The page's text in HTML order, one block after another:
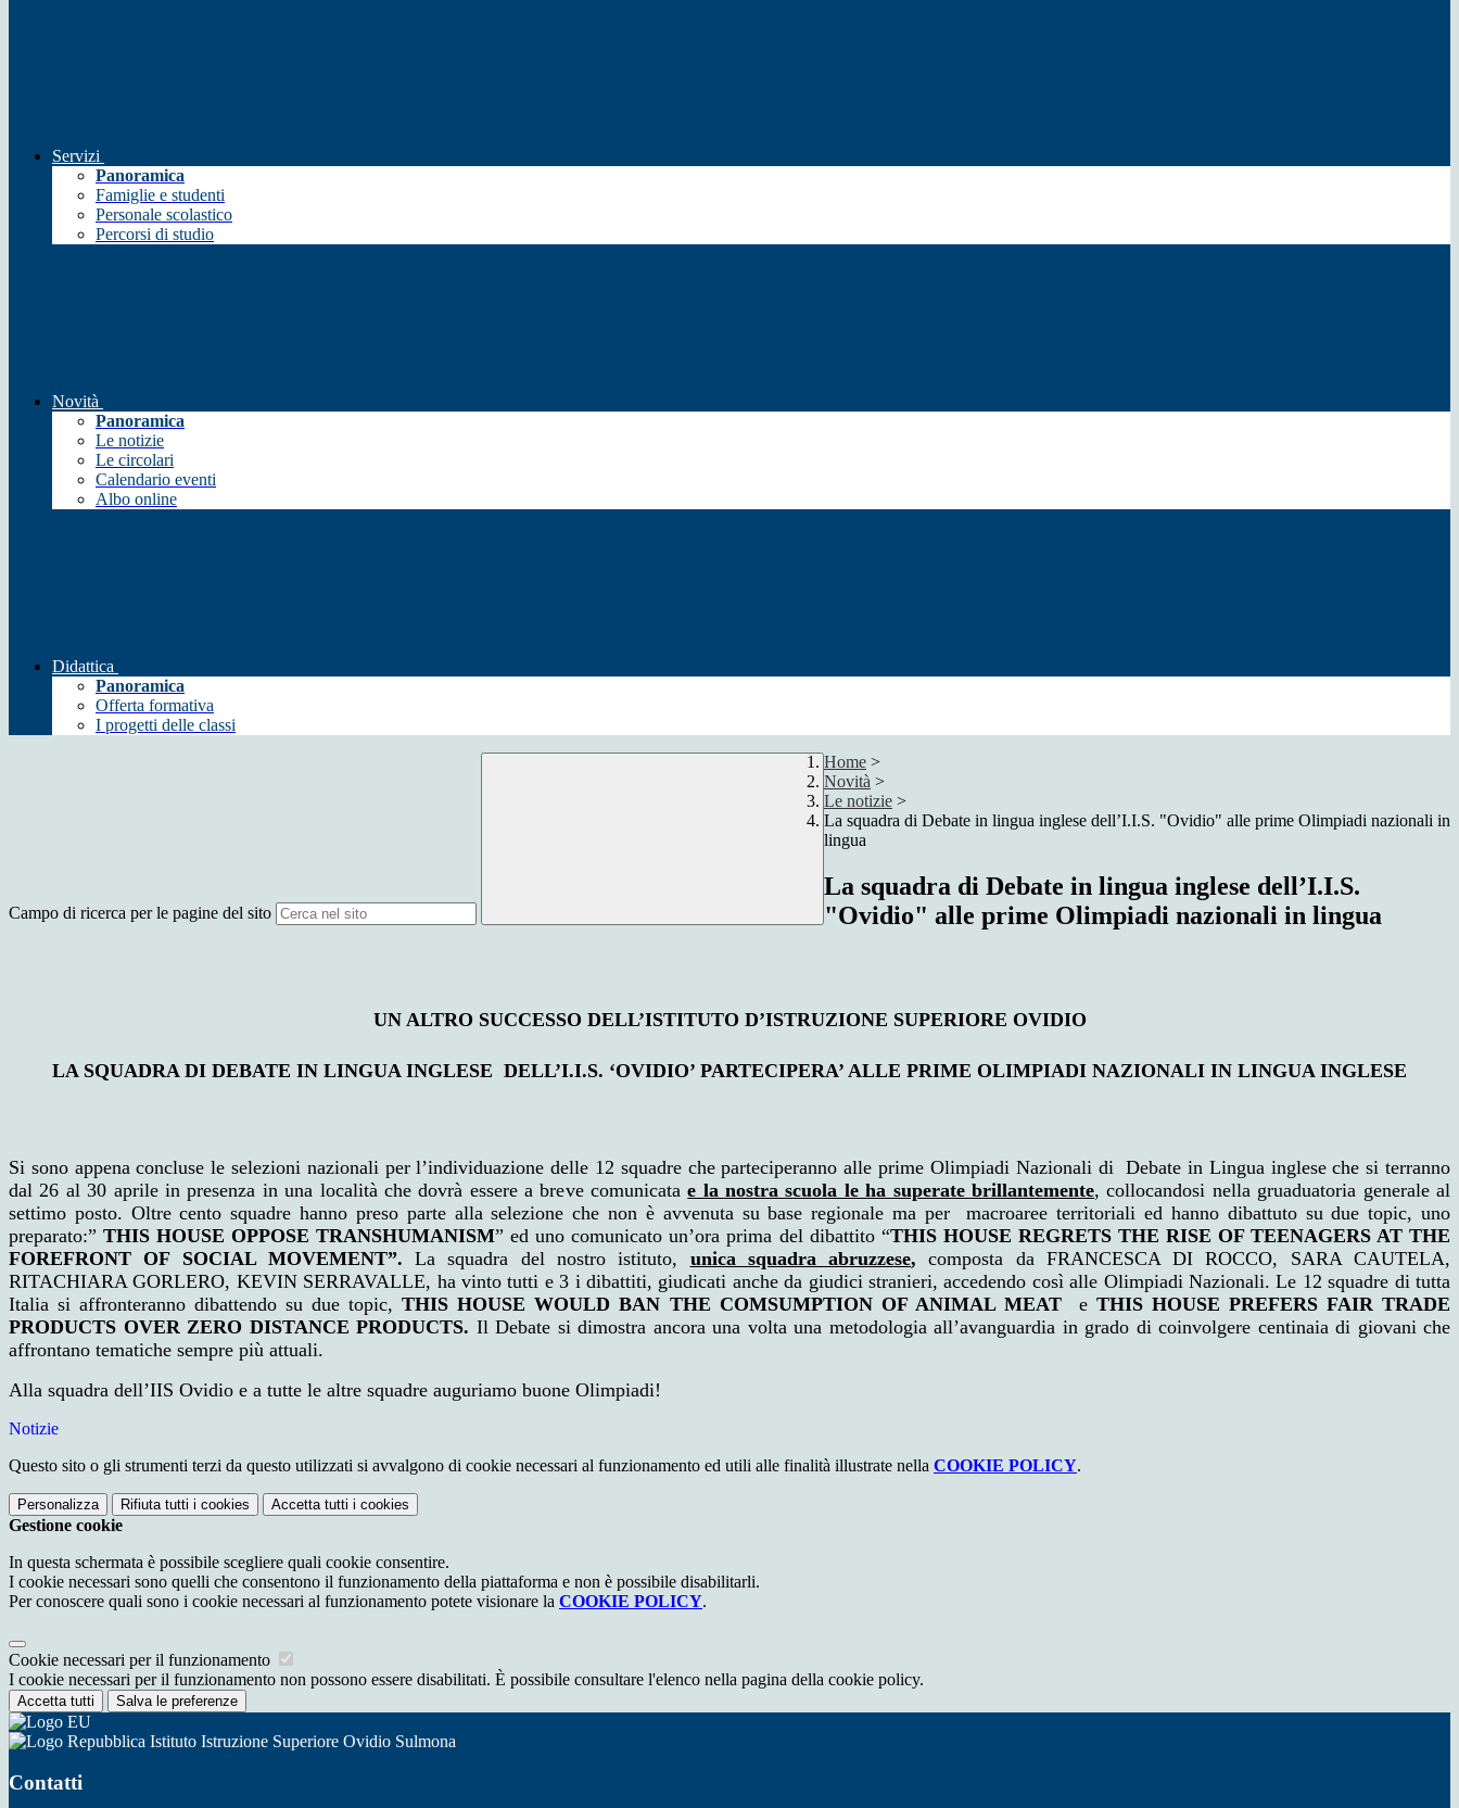
Servizi
Panoramica
Famiglie e studenti
Personale scolastico
Percorsi di studio
Novità
Panoramica
Le notizie
Le circolari
Calendario eventi
Albo online
Didattica
Panoramica
Offerta formativa
I progetti delle classi
Campo di ricerca per le pagine del sito
Home >
Novità >
Le notizie >
La squadra di Debate in lingua inglese dell’I.I.S. "Ovidio" alle prime Olimpiadi nazionali in
lingua
La squadra di Debate in lingua inglese dell’I.I.S.
"Ovidio" alle prime Olimpiadi nazionali in lingua
UN ALTRO SUCCESSO DELL’ISTITUTO D’ISTRUZIONE SUPERIORE OVIDIO
LA SQUADRA DI DEBATE IN LINGUA INGLESE DELL’I.I.S. ‘OVIDIO’ PARTECIPERA’ ALLE PRIME OLIMPIADI NAZIONALI IN LINGUA INGLESE
Si sono appena concluse le selezioni nazionali per l’individuazione delle 12 squadre che parteciperanno alle prime Olimpiadi Nazionali di Debate in Lingua inglese che si terranno
dal 26 al 30 aprile in presenza in una località che dovrà essere a breve comunicatae la nostra scuola le ha superate brillantemente, collocandosi nella gruaduatoria generale al
settimo posto. Oltre cento squadre hanno preso parte alla selezione che non è avvenuta su base regionale ma per macroaree territoriali ed hanno dibattuto su due topic, uno
preparato:”THIS HOUSE OPPOSE TRANSHUMANISM” ed uno comunicato un’ora prima del dibattito “THIS HOUSE REGRETS THE RISE OF TEENAGERS AT THE
FOREFRONT OF SOCIAL MOVEMENT”. La squadra del nostro istituto, unica squadra abruzzese,composta da FRANCESCA DI ROCCO, SARA CAUTELA,
RITACHIARA GORLERO, KEVIN SERRAVALLE, ha vinto tutti e 3 i dibattiti, giudicati anche da giudici stranieri, accedendo così alle Olimpiadi Nazionali. Le 12 squadre di tutta
Italia si affronteranno dibattendo su due topic,THIS HOUSE WOULD BAN THE COMSUMPTION OF ANIMAL MEAT e THIS HOUSE PREFERS FAIR TRADE
PRODUCTS OVER ZERO DISTANCE PRODUCTS. Il Debate si dimostra ancora una volta una metodologia all’avanguardia in grado di coinvolgere centinaia di giovani che
affrontano tematiche sempre più attuali.
Alla squadra dell’IIS Ovidio e a tutte le altre squadre auguriamo buone Olimpiadi!
Notizie
Questo sito o gli strumenti terzi da questo utilizzati si avvalgono di cookie necessari al funzionamento ed utili alle finalità illustrate nella COOKIE POLICY.
Personalizza Rifiuta tutti i cookies Accetta tutti i cookies
Gestione cookie
In questa schermata è possibile scegliere quali cookie consentire.
I cookie necessari sono quelli che consentono il funzionamento della piattaforma e non è possibile disabilitarli.
Per conoscere quali sono i cookie necessari al funzionamento potete visionare la COOKIE POLICY.
Cookie necessari per il funzionamento
I cookie necessari per il funzionamento non possono essere disabilitati. È possibile consultare l'elenco nella pagina della cookie policy.
Accetta tutti Salva le preferenze
Istituto Istruzione Superiore Ovidio Sulmona
Contatti